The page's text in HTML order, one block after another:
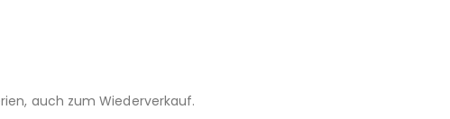
auch zum Wiederverkauf.